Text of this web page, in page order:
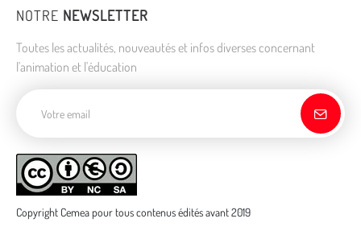
NOTRE NEWSLETTER
Toutes les actualités, nouveautés et infos diverses concernant
l'animation et l'éducation
Copyright Cemea pour tous contenus édités avant 2019